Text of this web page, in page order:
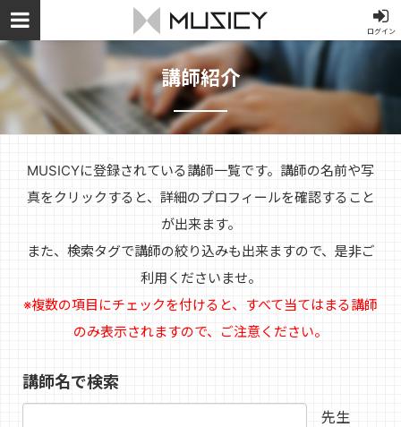
ログイン
講師紹介
MUSICYに登録されている講師一覧です。講師の名前や写
真をクリックすると、詳細のプロフィールを確認すること
が出来ます。
また、検索タグで講師の絞り込みも出来ますので、是非ご
利用くださいませ。
※複数の項目にチェックを付けると、すべて当てはまる講師
のみ表示されますので、ご注意ください。
講師名で検索
先生